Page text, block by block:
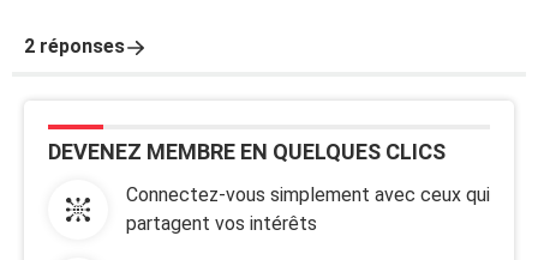
2 réponses
DEVENEZ MEMBRE EN QUELQUES CLICS
Connectez-vous simplement avec ceux qui
partagent vos intérêts